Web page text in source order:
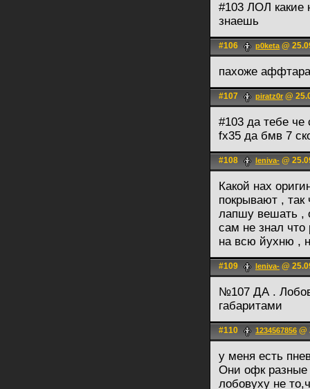
#103 ЛОЛ
знаешь
#106 p0keta@
пахоже
#107 piratz0r @
#103 да тебе че
fx35 да бмв 7
#108 leniva- @
Какой нах
покрывают ,
лапшу вешать ,
сам не знал
на всю йухню ,
#109 leniva- @
№107 ДА .
габаритами
#110 1234567856 @
у меня есть
Они офк разные
лобовуху не